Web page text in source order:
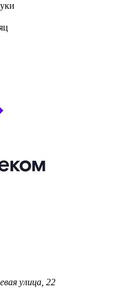
улица, 22